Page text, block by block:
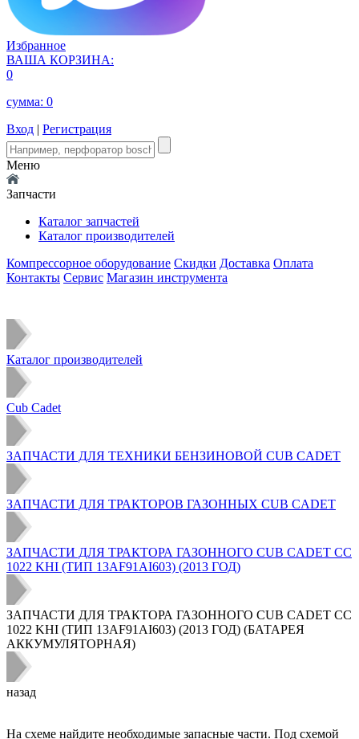
Избранное
ВАША КОРЗИНА:
0
сумма: 0
Вход | Регистрация
Меню
Запчасти
Каталог запчастей
Каталог производителей
Компрессорное оборудование Скидки Доставка Оплата
Контакты Сервис Магазин инструмента
Каталог производителей
Cub Cadet
ЗАПЧАСТИ ДЛЯ ТЕХНИКИ БЕНЗИНОВОЙ CUB CADET
ЗАПЧАСТИ ДЛЯ ТРАКТОРОВ ГАЗОННЫХ CUB CADET
ЗАПЧАСТИ ДЛЯ ТРАКТОРА ГАЗОННОГО CUB CADET CC
1022 KHI (ТИП 13AF91AI603) (2013 ГОД)
ЗАПЧАСТИ ДЛЯ ТРАКТОРА ГАЗОННОГО CUB CADET CC
1022 KHI (ТИП 13AF91AI603) (2013 ГОД) (БАТАРЕЯ
АККУМУЛЯТОРНАЯ)
назад
На схеме найдите необходимые запасные части. Под схемой